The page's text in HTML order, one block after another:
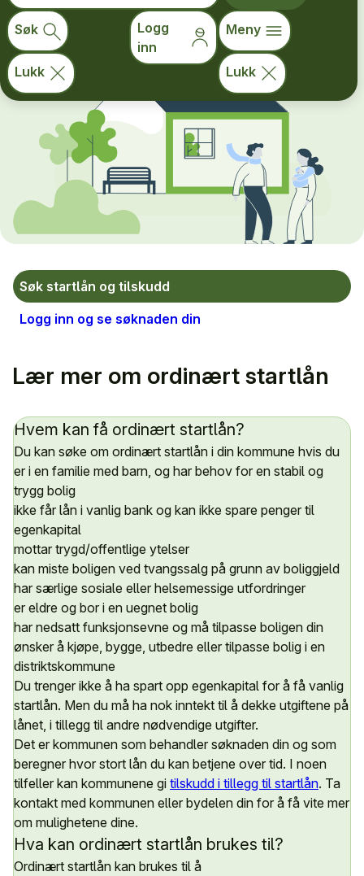
Søk
Lukk
Logg
inn
Meny
Lukk
Prøv lånevelgeren
Søk startlån og tilskudd
Logg inn og se søknaden din
Lær mer om ordinært startlån
Hvem kan få ordinært startlån?
Du kan søke om ordinært startlån i din kommune hvis du
er i en familie med barn, og har behov for en stabil og
trygg bolig
ikke får lån i vanlig bank og kan ikke spare penger til
egenkapital
mottar trygd/offentlige ytelser
kan miste boligen ved tvangssalg på grunn av boliggjeld
har særlige sosiale eller helsemessige utfordringer
er eldre og bor i en uegnet bolig
har nedsatt funksjonsevne og må tilpasse boligen din
ønsker å kjøpe, bygge, utbedre eller tilpasse bolig i en
distriktskommune
Du trenger ikke å ha spart opp egenkapital for å få vanlig
startlån. Men du må ha nok inntekt til å dekke utgiftene på
lånet, i tillegg til andre nødvendige utgifter.
Det er kommunen som behandler søknaden din og som
beregner hvor stort lån du kan betjene over tid. I noen
tilfeller kan kommunene gi tilskudd i tillegg til startlån. Ta
kontakt med kommunen eller bydelen din for å få vite mer
om mulighetene dine.
Hva kan ordinært startlån brukes til?
Ordinært startlån kan brukes til å